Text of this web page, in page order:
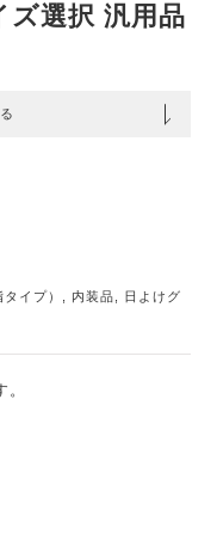
ズ選択 汎用品
イプ） 内装品
日よけグ